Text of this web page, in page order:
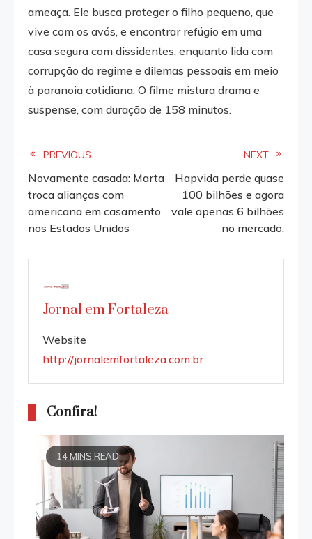
ameaça. Ele busca proteger o filho pequeno, que
vive com os avós, e encontrar refúgio em uma
casa segura com dissidentes, enquanto lida com
corrupção do regime e dilemas pessoais em meio
à paranoia cotidiana. O filme mistura drama e
suspense, com duração de 158 minutos.
Read
more
articles
PREVIOUS
Novamente casada: Marta
troca alianças com
americana em casamento
nos Estados Unidos
NEXT
Hapvida perde quase
100 bilhões e agora
vale apenas 6 bilhões
no mercado.
Jornal em Fortaleza
Website
http://jornalemfortaleza.com.br
Confira!
14 MINS READ